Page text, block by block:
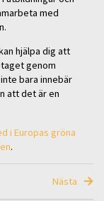
med
hjälpa dig att
genom
bara innebär
att det är en
i Europas gröna
.
Nästa